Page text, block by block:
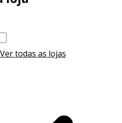
Ver todas as lojas